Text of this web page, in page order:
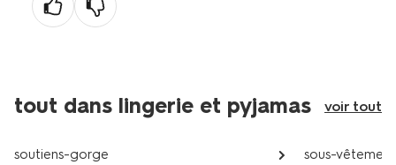
tout dans lingerie et pyjamas voir tout
soutiens-gorge sous-